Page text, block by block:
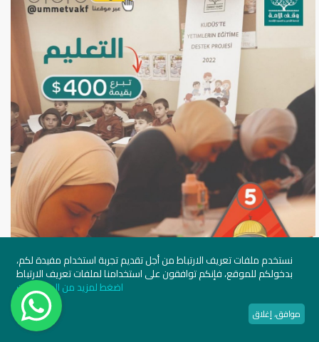
واتساب
|
جمعية
الأمة
×
التعليم
نستخدم ملفات تعريف الارتباط من أجل تقديم تجربة استخدام مفيدة لكم،
بدخولكم للموقع، فإنكم توافقون على استخدامنا لملفات تعريف الارتباط
اضغط لمزيد من المعلومات
موافق، إغلاق